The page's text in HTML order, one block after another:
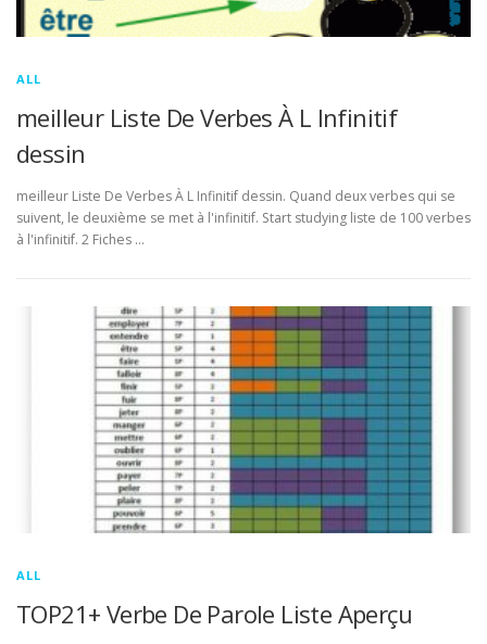
ALL
meilleur Liste De Verbes À L Infinitif
dessin
meilleur Liste De Verbes À L Infinitif dessin. Quand deux verbes qui se
suivent, le deuxième se met à l'infinitif. Start studying liste de 100 verbes
à l'infinitif. 2 Fiches …
ALL
TOP21+ Verbe De Parole Liste Aperçu